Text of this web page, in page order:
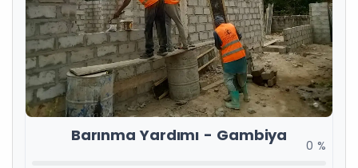
Barınma Yardımı - Gambiya
0 %